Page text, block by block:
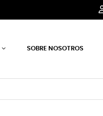
SOBRE NOSOTROS